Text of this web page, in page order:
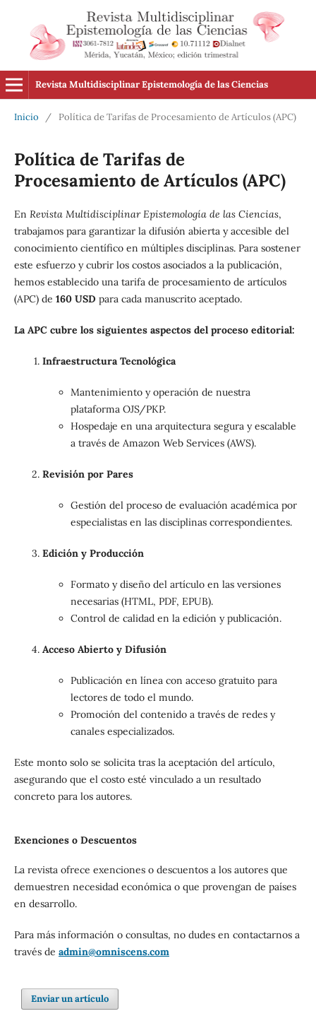
Revista Multidisciplinar Epistemología de las Ciencias
Inicio / Política de Tarifas de Procesamiento de Artículos (APC)
Política de Tarifas de
Procesamiento de Artículos (APC)
En Revista Multidisciplinar Epistemología de las Ciencias,
trabajamos para garantizar la difusión abierta y accesible del
conocimiento científico en múltiples disciplinas. Para sostener
este esfuerzo y cubrir los costos asociados a la publicación,
hemos establecido una tarifa de procesamiento de artículos
(APC) de 160 USD para cada manuscrito aceptado.
La APC cubre los siguientes aspectos del proceso editorial:
Infraestructura Tecnológica
Mantenimiento y operación de nuestra
plataforma OJS/PKP.
Hospedaje en una arquitectura segura y escalable
a través de Amazon Web Services (AWS).
Revisión por Pares
Gestión del proceso de evaluación académica por
especialistas en las disciplinas correspondientes.
Edición y Producción
Formato y diseño del artículo en las versiones
necesarias (HTML, PDF, EPUB).
Control de calidad en la edición y publicación.
Acceso Abierto y Difusión
Publicación en línea con acceso gratuito para
lectores de todo el mundo.
Promoción del contenido a través de redes y
canales especializados.
Este monto solo se solicita tras la aceptación del artículo,
asegurando que el costo esté vinculado a un resultado
concreto para los autores.
Exenciones o Descuentos
La revista ofrece exenciones o descuentos a los autores que
demuestren necesidad económica o que provengan de países
en desarrollo.
Para más información o consultas, no dudes en contactarnos a
través de admin@omniscens.com
Enviar un artículo